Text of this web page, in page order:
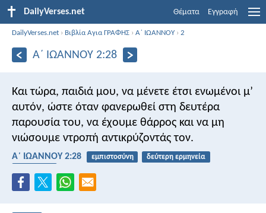
DailyVerses.net Θέματα Εγγραφή
DailyVerses.net › Βιβλία Αγια ΓΡΑΦΗΣ ›Α΄ ΙΩΑΝΝΟΥ ›2
Α΄ ΙΩΑΝΝΟΥ 2:28
Και τώρα, παιδιά μου, να μένετε έτσι ενωμένοι μ’
αυτόν, ώστε όταν φανερωθεί στη δευτέρα
παρουσία του, να έχουμε θάρρος και να μη
νιώσουμε ντροπή αντικρύζοντάς τον.
Α΄ ΙΩΑΝΝΟΥ 2:28 εμπιστοσύνη
δεύτερη ερμηνεία